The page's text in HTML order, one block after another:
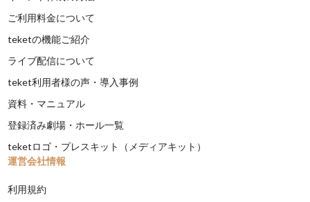
ご利用料金について
teketの機能ご紹介
ライブ配信について
teket利用者様の声・導入事例
資料・マニュアル
登録済み劇場・ホール一覧
teketロゴ・プレスキット（メディアキット）
運営会社情報
利用規約